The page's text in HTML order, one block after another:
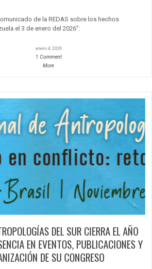
de la REDAS sobre los hechos
el 3 de enero del 2026″:
enero 4, 2026
1 Comment
More
DEL SUR CIERRA EL AÑO
EN EVENTOS, PUBLICACIONES Y
DE SU CONGRESO